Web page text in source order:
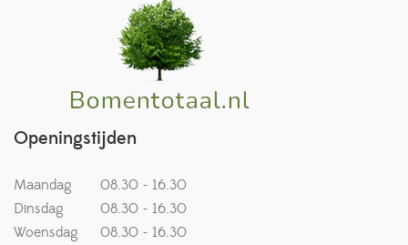
Openingstijden
Maandag
08.30 - 16.30
Dinsdag
08.30 - 16.30
Woensdag
08.30 - 16.30